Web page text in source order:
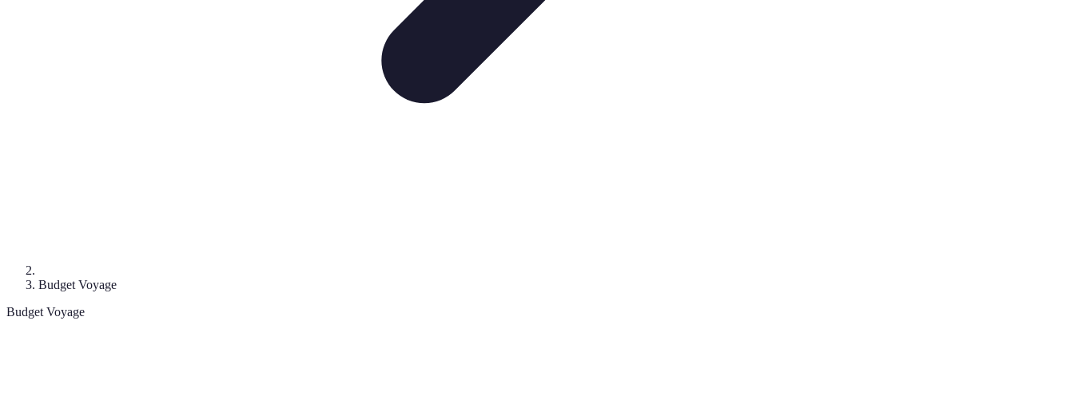
Budget Voyage
Budget Voyage